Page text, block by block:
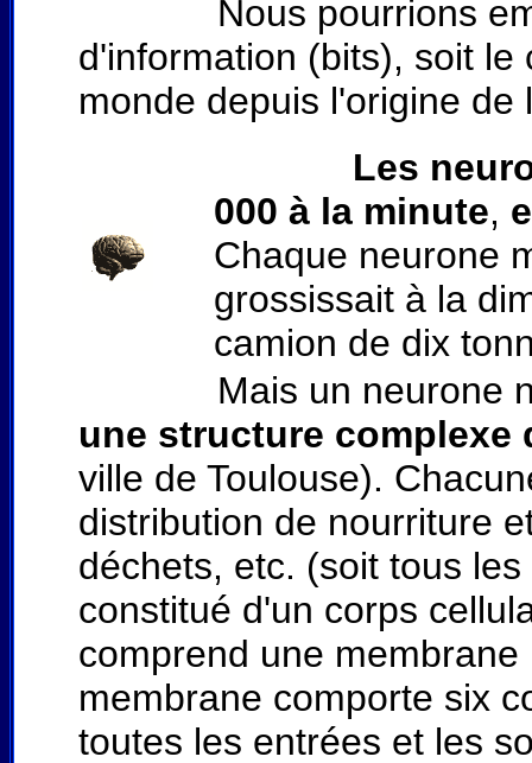
Nous pourrions
d'information (bits), soit
monde depuis l'origine de
Les
000 à la minute,
Chaque neurone
grossissait à la
camion de dix
Mais un neurone
une structure complexe
ville de Toulouse).
distribution de nourriture
déchets, etc. (soit tous
constitué d'un corps
comprend une
membrane comporte six
toutes les entrées et les